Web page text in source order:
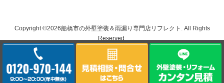
Copyright ©2026船橋市の外壁塗装＆雨漏り専門店リフレクト. All Rights
Reserved.